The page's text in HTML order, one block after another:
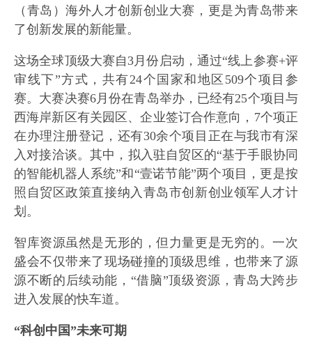
（青岛）海外人才创新创业大赛，更是为青岛带来
了创新发展的新能量。
这场全球顶级大赛自3月份启动，通过“线上参赛+评
审线下”方式，共有24个国家和地区509个项目参
赛。大赛决赛6月份在青岛举办，已经有25个项目与
西海岸新区有关园区、企业签订合作意向，7个项正
在办理注册登记，还有30余个项目正在与我市有深
入对接洽谈。其中，拟入驻自贸区的“基于手眼协同
的智能机器人系统”和“壹诺节能”两个项目，更是按
照自贸区政策直接纳入青岛市创新创业领军人才计
划。
智库资源虽然是无形的，但力量更是无穷的。一次
盛会不仅带来了现场碰撞的顶级思维，也带来了源
源不断的后续动能，“借脑”顶级资源，青岛大跨步
进入发展的快车道。
“科创中国”未来可期